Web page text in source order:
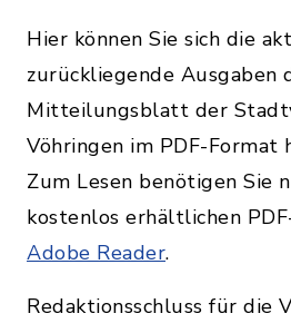
Hier können Sie sich die
zurückliegende Ausgaben
Mitteilungsblatt der
Vöhringen im PDF-Format
Zum Lesen benötigen Sie
kostenlos erhältlichen
Adobe Reader.
Redaktionsschluss für die